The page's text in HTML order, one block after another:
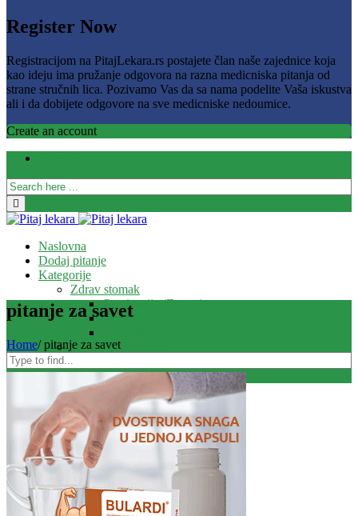
Register Now
Registracijom na PitajLekara.rs postajete član naše zajednice koja
kao ideju ima pružanje odgovora na razna medicniska pitanja od
strane stručnih lica. Pozivamo Vas da sa nama podelite Vaša iskustva
ali i da dobijete odgovore na sve medicniske nedoumice.
Create an account
Naslovna
Dodaj pitanje
Kategorije
Zdrav stomak
Opstipacija (Zatvor)
Dijareja (Proliv)
Zdrave i jake kosti
Kosti
Zdravlje disajnih puteva
Kašalj
Uho – Grlo – Nos
Zdravlje urinarnih puteva
Zdravo srce i krvni sudovi
Zdravo dete
Ekcem
Imunitet
pitanje za savet
Home/ pitanje za savet